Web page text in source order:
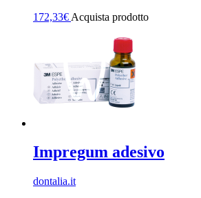
172,33€ Acquista prodotto
Impregum adesivo
dontalia.it